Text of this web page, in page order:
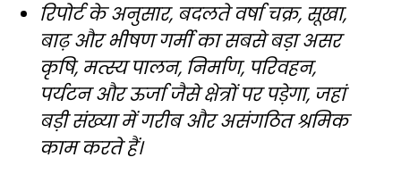
रिपोर्ट के अनुसार, बदलते वर्षा चक्र, सूखा,
बाढ़ और भीषण गर्मी का सबसे बड़ा असर
कृषि, मत्स्य पालन, निर्माण, परिवहन,
पर्यटन और ऊर्जा जैसे क्षेत्रों पर पड़ेगा, जहां
बड़ी संख्या में गरीब और असंगठित श्रमिक
काम करते हैं।